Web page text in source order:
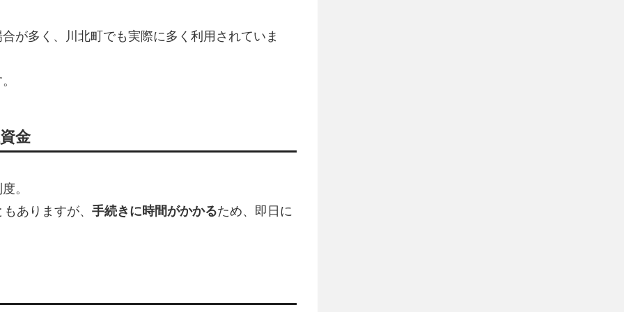
が多く、川北町でも実際に多く利用されていま
金
。
ありますが、 手続きに時間がかかるため、即日に